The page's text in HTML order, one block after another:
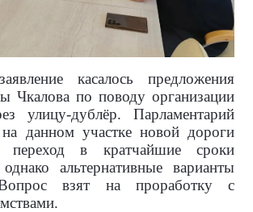
касалось предложения
Чкалова по поводу организации
улицу-дублёр. Парламентарий
данном участке новой дороги
переход в кратчайшие сроки
альтернативные варианты
взят на проработку с